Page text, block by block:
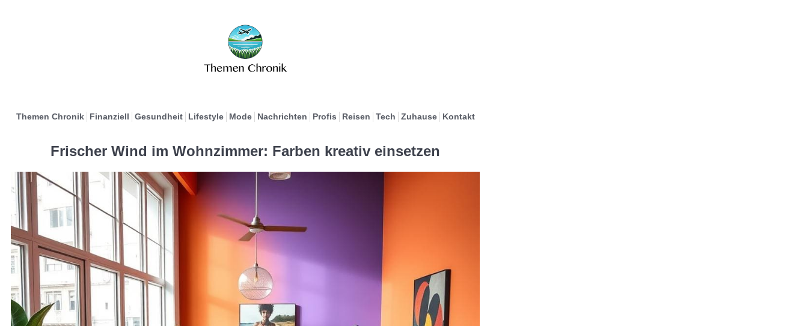
Themen Chronik Finanziell Gesundheit Lifestyle Mode Nachrichten Profis Reisen Tech Zuhause Kontakt
Frischer Wind im Wohnzimmer: Farben kreativ einsetzen